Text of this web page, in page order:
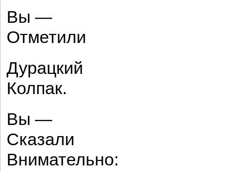
Вы —
Отметили
Дурацкий
Колпак.
Вы —
Сказали
Внимательно: